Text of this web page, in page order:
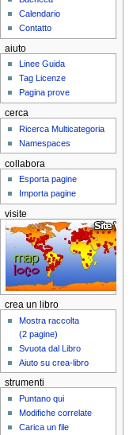
Calendario
Contatto
aiuto
Linee Guida
Tag Licenze
Pagina prove
cerca
Ricerca Multicategoria
Namespaces
collabora
Esporta pagine
Importa pagine
visite
crea un libro
Mostra raccolta
(2 pagine)
Svuota dal Libro
Aiuto su crea-libro
strumenti
Puntano qui
Modifiche correlate
Carica un file